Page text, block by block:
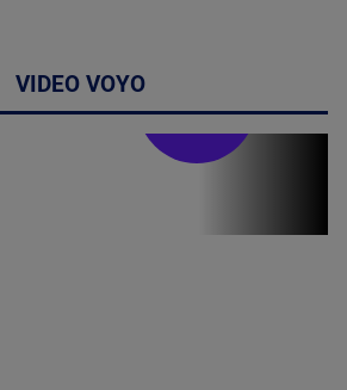
VIDEO VOYO
Stirile PRO TV